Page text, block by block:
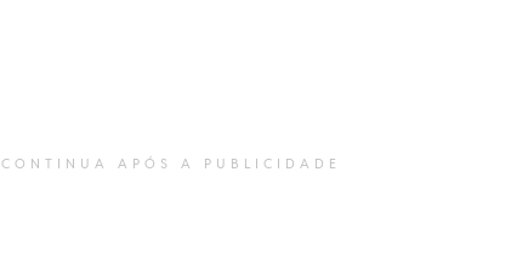
CONTINUA APÓS A PUBLICIDADE